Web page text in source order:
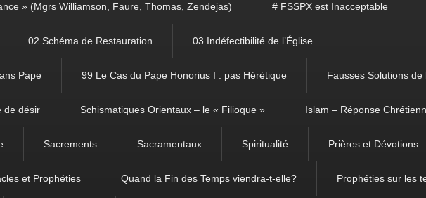
» (Mgrs Williamson, Faure, Thomas, Zendejas) # FSSPX est Inacceptable
02 Schéma de Restauration 03 Indéfectibilité de l’Église
Pape 99 Le Cas du Pape Honorius I : pas Hérétique Fausses Solutions de
de désir Schismatiques Orientaux – le « Filioque » Islam – Réponse
Sacrements Sacramentaux Spiritualité Prières et Dévotions
et Prophéties Quand la Fin des Temps viendra-t-elle? Prophéties sur les